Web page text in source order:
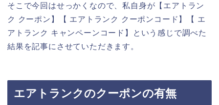
そこで今回はせっかくなので、私自身が【エアトラン
ク クーポン】【 エアトランク クーポンコード】【 エ
アトランク キャンペーンコード】という感じで調べた
結果を記事にさせていただきます。
エアトランクのクーポンの有無